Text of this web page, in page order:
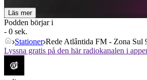
Läs mer
Podden börjar i
- 0 sek.
Stationer Rede Atlântida FM - Zona Sul
Lyssna gratis på den här radiokanalen i